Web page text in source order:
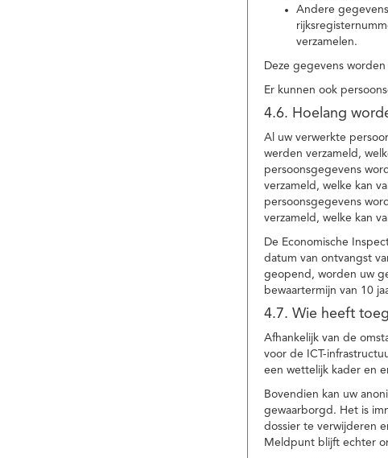
Andere
verzamelen.
Deze gegevens
Er kunnen ook
4.6. Hoelang
Al uw verwerkte
werden verzameld,
persoonsgegevens
verzameld, welke kan
persoonsgegevens
verzameld, welke kan
De Economische
datum van ontvangst
geopend, worden uw
bewaartermijn van 10
4.7. Wie heeft
Afhankelijk van de
voor de ICT-
een wettelijk kader en
Bovendien kan uw
gewaarborgd. Het is
dossier te verwijderen
Meldpunt blijft echter